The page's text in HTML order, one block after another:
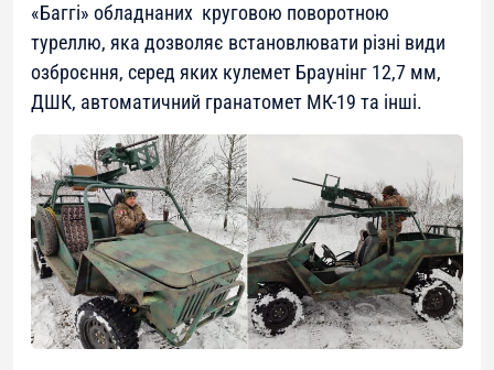
«Баггі» обладнаних круговою поворотною
туреллю, яка дозволяє встановлювати різні види
озброєння, серед яких кулемет Браунінг 12,7 мм,
ДШК, автоматичний гранатомет МК-19 та інші.